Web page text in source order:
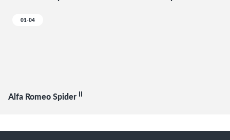
01-04
Alfa Romeo Spider II